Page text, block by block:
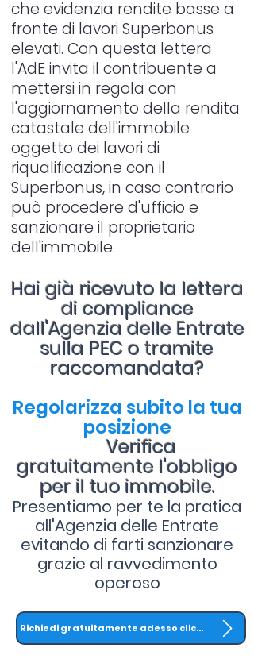
che evidenzia rendite basse a
fronte di lavori Superbonus
elevati. Con questa lettera
l'AdE invita il contribuente a
mettersi in regola con
l'aggiornamento della rendita
catastale dell'immobile
oggetto dei lavori di
riqualificazione con il
Superbonus, in caso contrario
può procedere d'ufficio e
sanzionare il proprietario
dell'immobile.
Hai già ricevuto la lettera
di compliance
dall'Agenzia delle Entrate
sulla PEC o tramite
raccomandata?
Regolarizza subito la tua
posizione
Verifica
gratuitamente l'obbligo
per il tuo immobile.
Presentiamo per te la pratica
all'Agenzia delle Entrate
evitando di farti sanzionare
grazie al ravvedimento
operoso
Richiedi gratuitamente adesso clicca QUI